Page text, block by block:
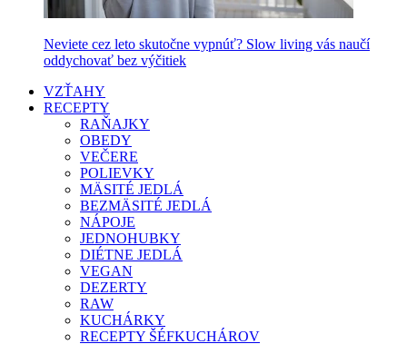
Neviete cez leto skutočne vypnúť? Slow living vás naučí
oddychovať bez výčitiek
VZŤAHY
RECEPTY
RAŇAJKY
OBEDY
VEČERE
POLIEVKY
MÄSITÉ JEDLÁ
BEZMÄSITÉ JEDLÁ
NÁPOJE
JEDNOHUBKY
DIÉTNE JEDLÁ
VEGAN
DEZERTY
RAW
KUCHÁRKY
RECEPTY ŠÉFKUCHÁROV